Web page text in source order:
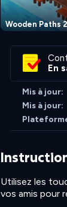
Wooden Paths 2
En
Mis à jour:
Mis à jour:
Utilisez les
vos amis pour